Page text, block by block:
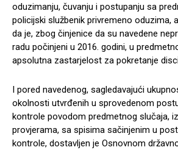
oduzimanju, čuvanju i postupanju sa
policijski službenik privremeno oduzima,
da je, zbog činjenice da su navedene
radu počinjeni u 2016. godini, u
apsolutna zastarjelost za pokretanje
I pored navedenog, sagledavajući
okolnosti utvrđenih u sprovedenom
kontrole povodom predmetnog slučaja,
provjerama, sa spisima sačinjenim u
kontrole, dostavljen je Osnovnom